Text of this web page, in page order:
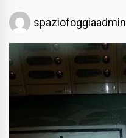
spaziofoggiaadmin